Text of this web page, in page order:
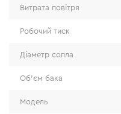
Рівномірне
ідеальне покриття без
Витрата повітря
Робочий тиск
Діаметр сопла
Об'єм бака
Модель